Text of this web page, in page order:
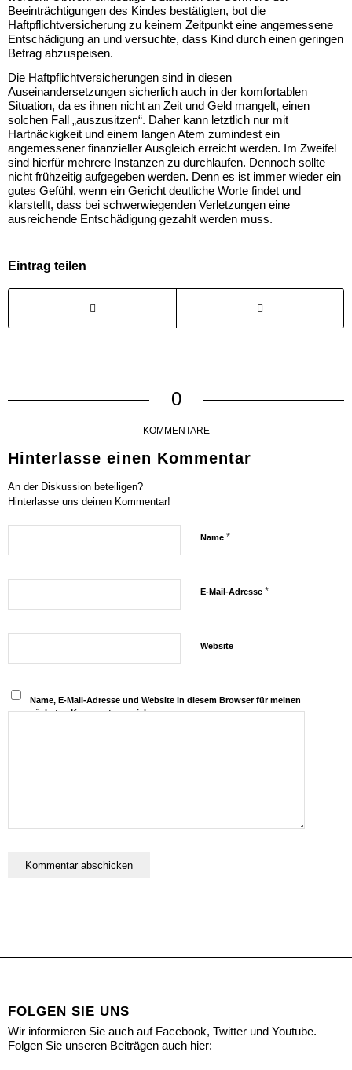
Beeinträchtigungen des Kindes bestätigten, bot die
Haftpflichtversicherung zu keinem Zeitpunkt eine angemessene
Entschädigung an und versuchte, dass Kind durch einen geringen
Betrag abzuspeisen.
Die Haftpflichtversicherungen sind in diesen
Auseinandersetzungen sicherlich auch in der komfortablen
Situation, da es ihnen nicht an Zeit und Geld mangelt, einen
solchen Fall „auszusitzen“. Daher kann letztlich nur mit
Hartnäckigkeit und einem langen Atem zumindest ein
angemessener finanzieller Ausgleich erreicht werden. Im Zweifel
sind hierfür mehrere Instanzen zu durchlaufen. Dennoch sollte
nicht frühzeitig aufgegeben werden. Denn es ist immer wieder ein
gutes Gefühl, wenn ein Gericht deutliche Worte findet und
klarstellt, dass bei schwerwiegenden Verletzungen eine
ausreichende Entschädigung gezahlt werden muss.
Eintrag teilen
0
KOMMENTARE
Hinterlasse einen Kommentar
An der Diskussion beteiligen?
Hinterlasse uns deinen Kommentar!
Name *
E-Mail-Adresse *
Website
Name, E-Mail-Adresse und Website in diesem Browser für meinen
nächsten Kommentar speichern.
FOLGEN SIE UNS
Wir informieren Sie auch auf Facebook, Twitter und Youtube.
Folgen Sie unseren Beiträgen auch hier: